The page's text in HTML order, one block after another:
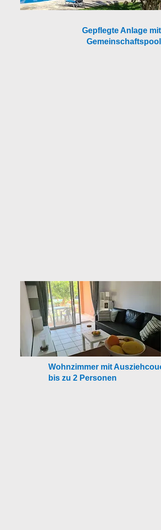
Gepflegte Anlage mit
Gemeinschaftspool
Wohnzimmer mit
bis zu 2 Personen